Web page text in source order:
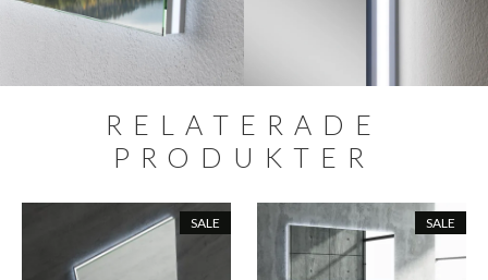
RELATERADE
PRODUKTER
SALE SALE